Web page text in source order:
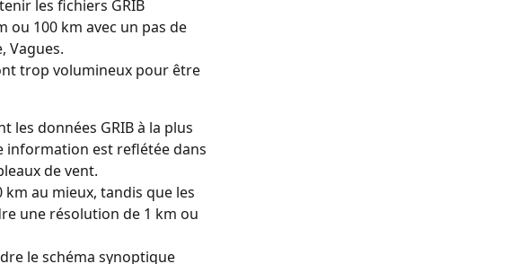
les fichiers GRIB
ou 100 km avec un pas de
Vagues.
trop volumineux pour être
les données GRIB à la plus
information est reflétée dans
de vent.
km au mieux, tandis que les
une résolution de 1 km ou
le schéma synoptique